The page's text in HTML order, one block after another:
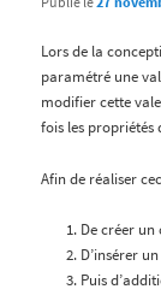
Lors de la
paramétré une
modifier cette
fois les propriétés
Afin de réaliser
De créer
D’insérer
Puis